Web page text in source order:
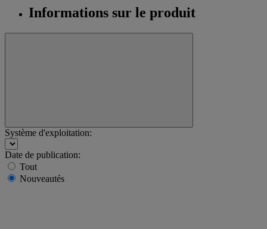
Informations sur le produit
Système d'exploitation:
Date de publication:
Tout
Nouveautés